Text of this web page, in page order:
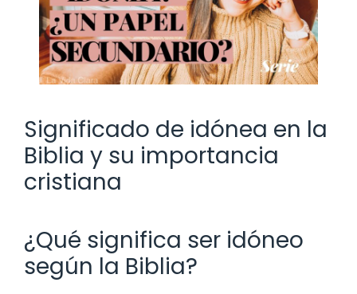
Significado de idónea en la
Biblia y su importancia
cristiana
¿Qué significa ser idóneo
según la Biblia?